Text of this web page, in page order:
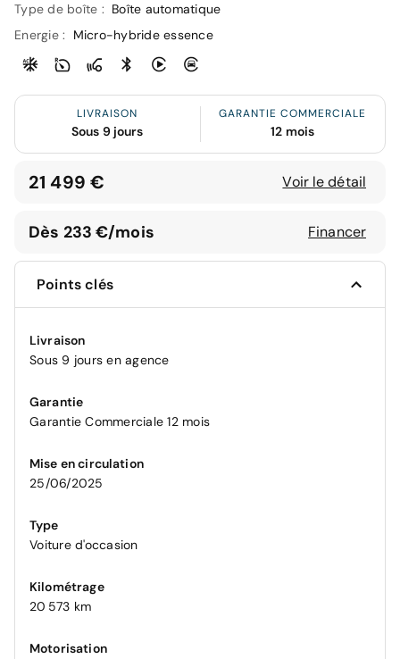
Type de boîte : Boîte automatique
Energie :
Micro-hybride essence
LIVRAISON
Sous 9 jours
GARANTIE COMMERCIALE
12 mois
21 499 € Voir le détail
Dès 233 €/mois Financer
Points clés
Livraison
Sous 9 jours en agence
Garantie
Garantie Commerciale 12 mois
Mise en circulation
25/06/2025
Type
Voiture d'occasion
Kilométrage
20 573 km
Motorisation